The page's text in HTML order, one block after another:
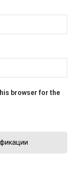
browser for the